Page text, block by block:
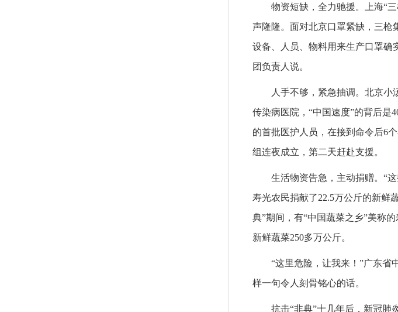
物资短缺，全力驰援。上海“
声隆隆。面对北京口罩紧缺，三枪
设备、人员、物料用来生产口罩确
团负责人说。
人手不够，紧急抽调。北京小
传染病医院，“中国速度”的背后是
的首批医护人员，在接到命令后6
组连夜成立，第二天赶赴支援。
生活物资告急，主动捐赠。“
寿光农民捐献了22.5万公斤的新鲜
典”期间，有“中国蔬菜之乡”美称
新鲜蔬菜250多万公斤。
“这里危险，让我来！”广东省
样一句令人刻骨铭心的话。
抗击“非典”十几年后，新冠肺